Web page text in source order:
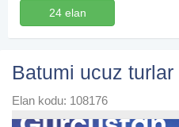
24 elan
Batumi ucuz turlar
Elan kodu: 108176